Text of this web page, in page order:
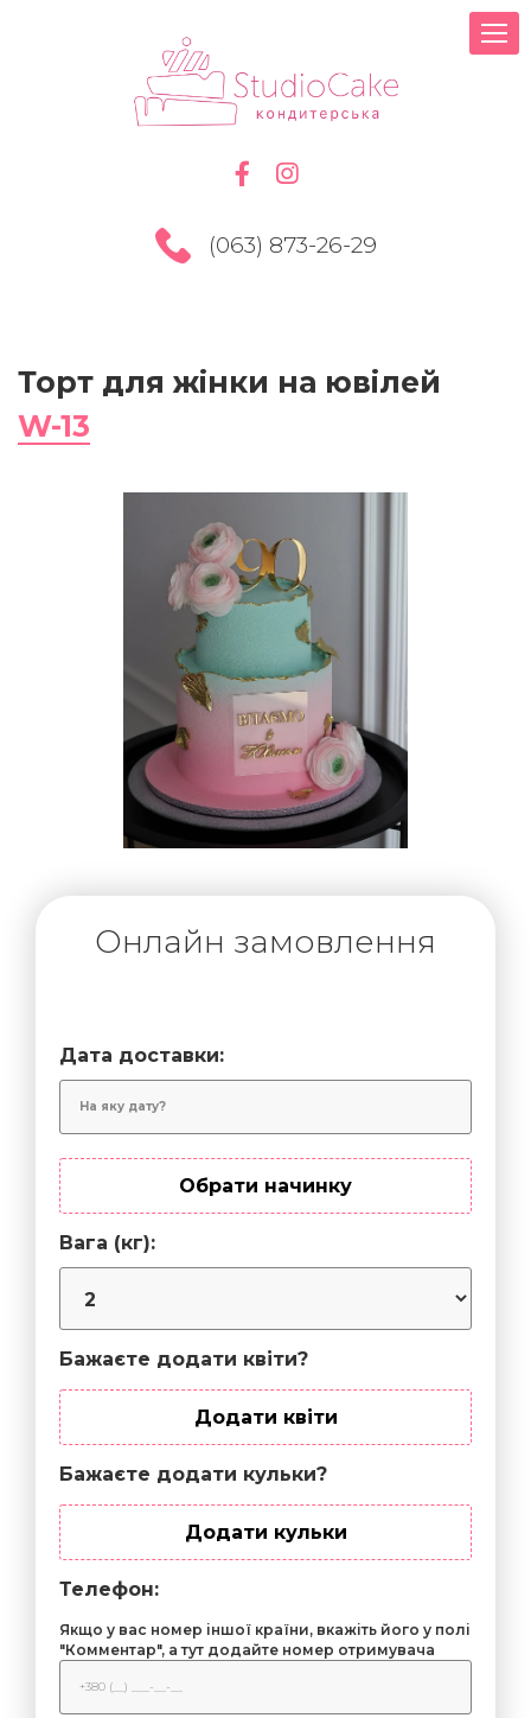
(063) 873-26-29
Торт для жінки на ювілей
W-13
Онлайн замовлення
Дата доставки:
Обрати начинку
Вага (кг):
Бажаєте додати квіти?
Додати квіти
Бажаєте додати кульки?
Додати кульки
Телефон:
Якщо у вас номер іншої країни, вкажіть його у полі
"Комментар", а тут додайте номер отримувача